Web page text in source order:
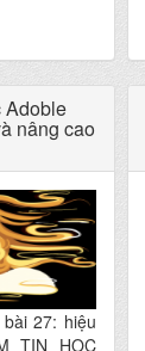
Adoble
nâng cao
27: hiệu
TIN HỌC